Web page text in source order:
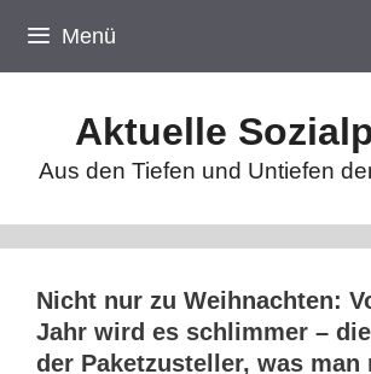
Inhalt
springen
Menü
Aktuelle
Aus den Tiefen und Untiefen
Nicht nur zu Weihnachten:
Jahr wird es schlimmer –
der Paketzusteller, was man